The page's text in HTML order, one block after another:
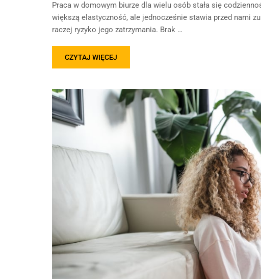
Praca w domowym biurze dla wielu osób stała się
większą elastyczność, ale jednocześnie stawia przed nami
raczej ryzyko jego zatrzymania. Brak …
CZYTAJ WIĘCEJ